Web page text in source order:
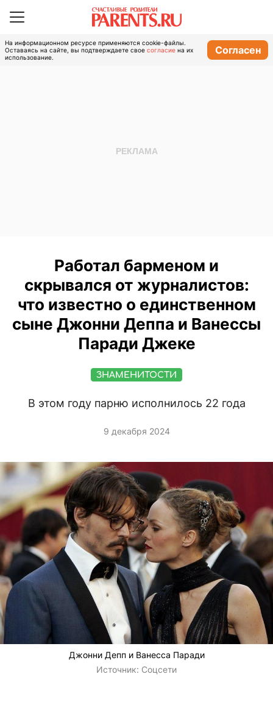
На информационном ресурсе применяются cookie-файлы.
Оставаясь на сайте, вы подтверждаете свое согласие на их
использование.
Согласен
Работал барменом и
скрывался от журналистов:
что известно о единственном
сыне Джонни Деппа и Ванессы
Паради Джеке
ЗНАМЕНИТОСТИ
В этом году парню исполнилось 22 года
9 декабря 2024
Джонни Депп и Ванесса Паради
Источник: Соцсети